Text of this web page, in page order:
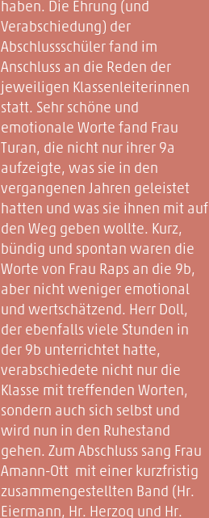
haben. Die Ehrung (und
Verabschiedung) der
Abschlussschüler fand im
Anschluss an die Reden der
jeweiligen Klassenleiterinnen
statt. Sehr schöne und
emotionale Worte fand Frau
Turan, die nicht nur ihrer 9a
aufzeigte, was sie in den
vergangenen Jahren geleistet
hatten und was sie ihnen mit auf
den Weg geben wollte. Kurz,
bündig und spontan waren die
Worte von Frau Raps an die 9b,
aber nicht weniger emotional
und wertschätzend. Herr Doll,
der ebenfalls viele Stunden in
der 9b unterrichtet hatte,
verabschiedete nicht nur die
Klasse mit treffenden Worten,
sondern auch sich selbst und
wird nun in den Ruhestand
gehen. Zum Abschluss sang Frau
Amann-Ott mit einer kurzfristig
zusammengestellten Band (Hr.
Eiermann, Hr. Herzog und Hr.